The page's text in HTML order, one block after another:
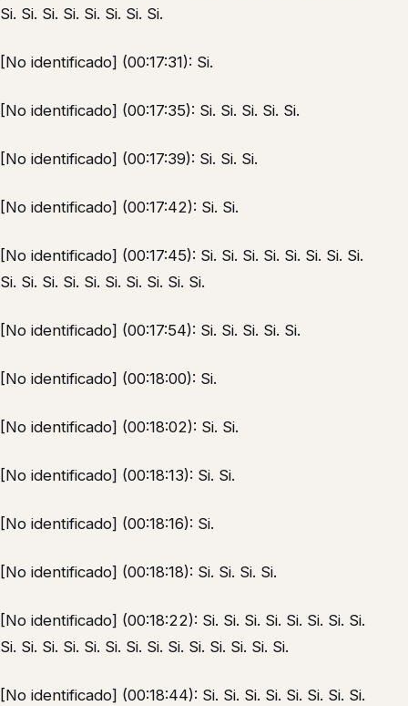
Si. Si. Si. Si. Si. Si. Si. Si.
[No identificado] (00:17:31): Si.
[No identificado] (00:17:35): Si. Si. Si. Si. Si.
[No identificado] (00:17:39): Si. Si. Si.
[No identificado] (00:17:42): Si. Si.
[No identificado] (00:17:45): Si. Si. Si. Si. Si. Si. Si. Si.
Si. Si. Si. Si. Si. Si. Si. Si. Si. Si.
[No identificado] (00:17:54): Si. Si. Si. Si. Si.
[No identificado] (00:18:00): Si.
[No identificado] (00:18:02): Si. Si.
[No identificado] (00:18:13): Si. Si.
[No identificado] (00:18:16): Si.
[No identificado] (00:18:18): Si. Si. Si. Si.
[No identificado] (00:18:22): Si. Si. Si. Si. Si. Si. Si. Si.
Si. Si. Si. Si. Si. Si. Si. Si. Si. Si. Si. Si. Si. Si.
[No identificado] (00:18:44): Si. Si. Si. Si. Si. Si. Si. Si.